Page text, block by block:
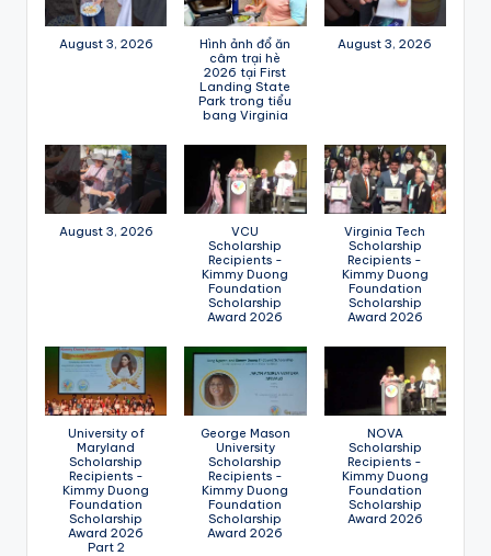
August 3, 2026
Hình ảnh đổ ăn
câm trại hè
2026 tại First
Landing State
Park trong tiểu
bang Virginia
August 3, 2026
August 3, 2026
VCU
Scholarship
Recipients -
Kimmy Duong
Foundation
Scholarship
Award 2026
Virginia Tech
Scholarship
Recipients -
Kimmy Duong
Foundation
Scholarship
Award 2026
University of
Maryland
Scholarship
Recipients -
Kimmy Duong
Foundation
Scholarship
Award 2026
Part 2
George Mason
University
Scholarship
Recipients -
Kimmy Duong
Foundation
Scholarship
Award 2026
NOVA
Scholarship
Recipients -
Kimmy Duong
Foundation
Scholarship
Award 2026